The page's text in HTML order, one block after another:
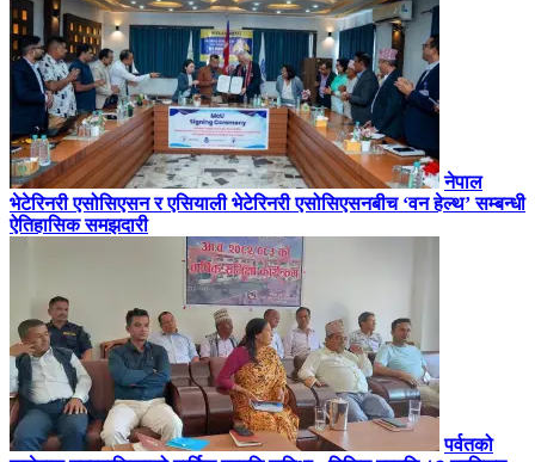
नेपाल
भेटेरिनरी एसोसिएसन र एसियाली भेटेरिनरी एसोसिएसनबीच ‘वन हेल्थ’ सम्बन्धी
ऐतिहासिक समझदारी
पर्वतको